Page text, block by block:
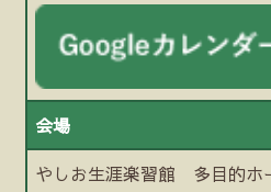
会場
やしお生涯楽習館 多目的ホ